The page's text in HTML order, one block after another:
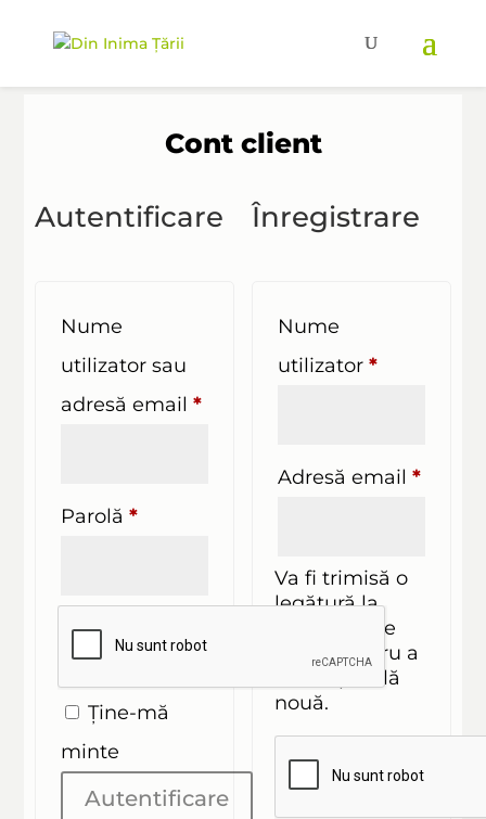
Cont client
Autentificare
Nume
utilizator sau
adresă email*Obligatoriu
Parolă*Obligatoriu
Ține-mă
minte
Autentificare
Înregistrare
Nume
utilizator *Obligatoriu
Adresă email *
Va fi trimisă o
legătură la
adresa ta de
email pentru a
seta o parolă
nouă.